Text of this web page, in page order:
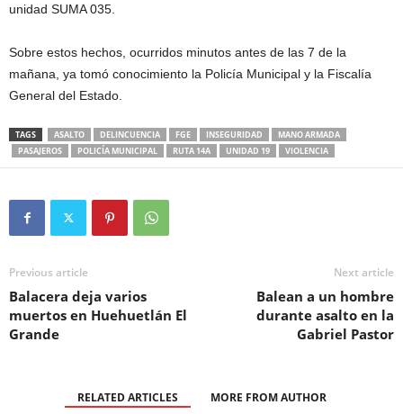
unidad SUMA 035.
Sobre estos hechos, ocurridos minutos antes de las 7 de la
mañana, ya tomó conocimiento la Policía Municipal y la Fiscalía
General del Estado.
TAGS ASALTO DELINCUENCIA FGE INSEGURIDAD
MANO ARMADA
PASAJEROS
POLICÍA MUNICIPAL RUTA 14A UNIDAD 19 VIOLENCIA
Previous article
Balacera deja varios
muertos en Huehuetlán El
Grande
Next article
Balean a un hombre
durante asalto en la
Gabriel Pastor
RELATED ARTICLES MORE FROM AUTHOR